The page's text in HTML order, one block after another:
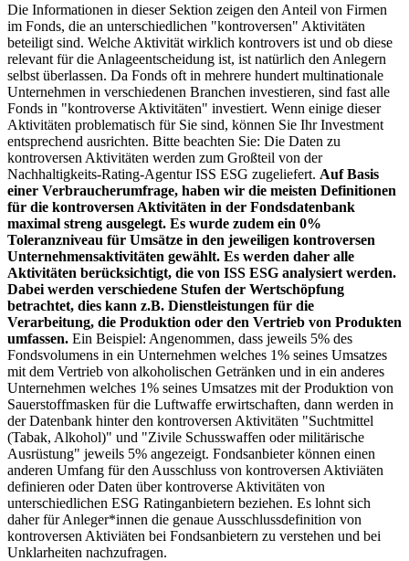
Die Informationen in dieser Sektion zeigen den Anteil von Firmen
im Fonds, die an unterschiedlichen "kontroversen" Aktivitäten
beteiligt sind. Welche Aktivität wirklich kontrovers ist und ob diese
relevant für die Anlageentscheidung ist, ist natürlich den Anlegern
selbst überlassen. Da Fonds oft in mehrere hundert multinationale
Unternehmen in verschiedenen Branchen investieren, sind fast alle
Fonds in "kontroverse Aktivitäten" investiert. Wenn einige dieser
Aktivitäten problematisch für Sie sind, können Sie Ihr Investment
entsprechend ausrichten. Bitte beachten Sie: Die Daten zu
kontroversen Aktivitäten werden zum Großteil von der
Nachhaltigkeits-Rating-Agentur ISS ESG zugeliefert. Auf Basis
einer Verbraucherumfrage, haben wir die meisten Definitionen
für die kontroversen Aktivitäten in der Fondsdatenbank
maximal streng ausgelegt. Es wurde zudem ein 0%
Toleranzniveau für Umsätze in den jeweiligen kontroversen
Unternehmensaktivitäten gewählt. Es werden daher alle
Aktivitäten berücksichtigt, die von ISS ESG analysiert werden.
Dabei werden verschiedene Stufen der Wertschöpfung
betrachtet, dies kann z.B. Dienstleistungen für die
Verarbeitung, die Produktion oder den Vertrieb von Produkten
umfassen. Ein Beispiel: Angenommen, dass jeweils 5% des
Fondsvolumens in ein Unternehmen welches 1% seines Umsatzes
mit dem Vertrieb von alkoholischen Getränken und in ein anderes
Unternehmen welches 1% seines Umsatzes mit der Produktion von
Sauerstoffmasken für die Luftwaffe erwirtschaften, dann werden in
der Datenbank hinter den kontroversen Aktivitäten "Suchtmittel
(Tabak, Alkohol)" und "Zivile Schusswaffen oder militärische
Ausrüstung" jeweils 5% angezeigt. Fondsanbieter können einen
anderen Umfang für den Ausschluss von kontroversen Aktiviäten
definieren oder Daten über kontroverse Aktivitäten von
unterschiedlichen ESG Ratinganbietern beziehen. Es lohnt sich
daher für Anleger*innen die genaue Ausschlussdefinition von
kontroversen Aktiviäten bei Fondsanbietern zu verstehen und bei
Unklarheiten nachzufragen.